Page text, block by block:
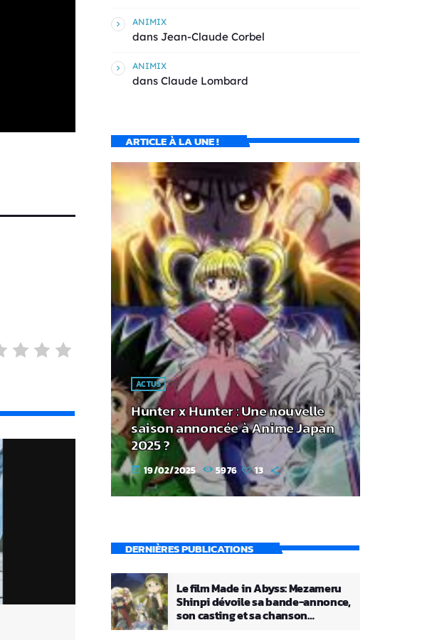
ANIMIX
dans Jean-Claude Corbel
ANIMIX
dans Claude Lombard
ARTICLE À LA UNE !
ACTUS
Hunter x Hunter : Une nouvelle
saison annoncée à Anime Japan
2025 ?
today 19/02/2025 5976 13
DERNIÈRES PUBLICATIONS
Le film Made in Abyss: Mezameru
Shinpi dévoile sa bande-annonce,
son casting et sa chanson